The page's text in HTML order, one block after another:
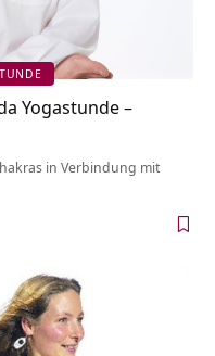
Yogastunde –
in Verbindung mit